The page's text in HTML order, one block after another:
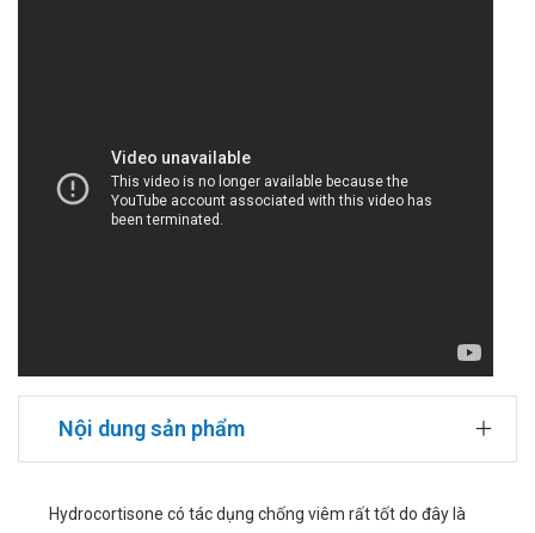
Nội dung sản phẩm
Hydrocortisone có tác dụng chống viêm rất tốt do đây là